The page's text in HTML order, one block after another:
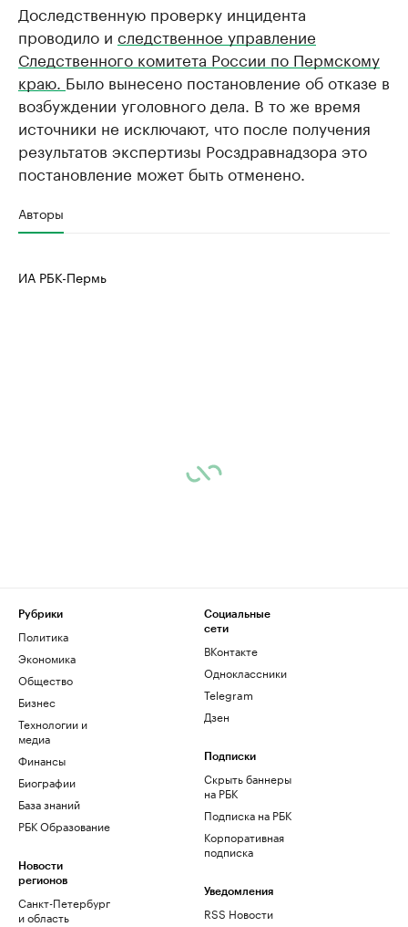
Крупнейшие производители и
продавцы медийной продукции
Ознакомьтесь с информацией в каталоге
Страховые
Посмотрите в
Доследственную проверку инцидента
проводило и следственное управление
Следственного комитета России по Пермскому
краю. Было вынесено постановление об отказе в
возбуждении уголовного дела. В то же время
источники не исключают, что после получения
результатов экспертизы Росздравнадзора это
постановление может быть отменено.
Авторы
ИА РБК-Пермь
Рубрики
Политика
Экономика
Общество
Бизнес
Технологии и
медиа
Финансы
Биографии
База знаний
РБК Образование
Новости
регионов
Санкт-Петербург
и область
Социальные
сети
ВКонтакте
Одноклассники
Telegram
Дзен
Подписки
Скрыть баннеры
на РБК
Подписка на РБК
Корпоративная
подписка
Уведомления
RSS Новости